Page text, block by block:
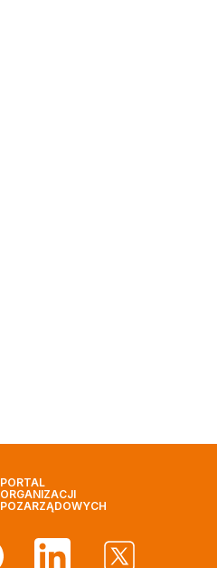
PORTAL
ORGANIZACJI
POZARZĄDOWYCH